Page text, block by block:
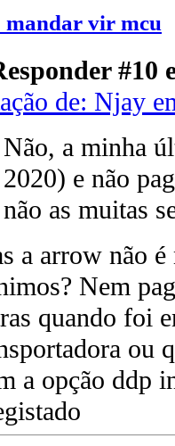
mandar vir mcu
#10
de: Njay
Não, a minha
2020) e não
não as muitas
a arrow não é
Nem
quando foi
ou
a opção ddp